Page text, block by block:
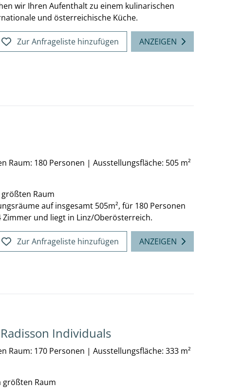
wir Ihren Aufenthalt zu einem kulinarischen
und österreichische Küche.
Zur Anfrageliste hinzufügen ANZEIGEN
Raum: 180 Personen | Ausstellungsfläche: 505 m²
Raum
auf insgesamt 505m², für 180 Personen
und liegt in Linz/Oberösterreich.
Zur Anfrageliste hinzufügen ANZEIGEN
Individuals
Raum: 170 Personen | Ausstellungsfläche: 333 m²
größten Raum